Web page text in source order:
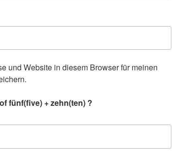
und Website in diesem Browser für meinen
fünf(five) + zehn(ten) ?